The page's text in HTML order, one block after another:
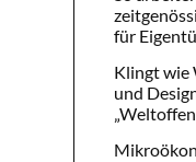
für
Klingt wie
und